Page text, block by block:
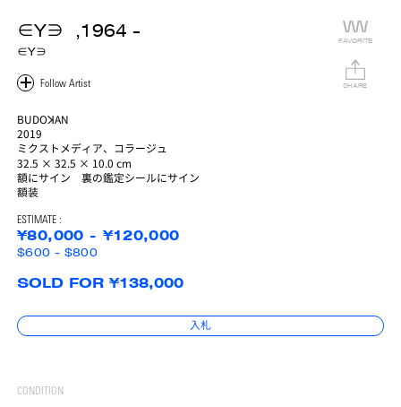
∈Y∋ ,1964 -
∈Y∋
BUDOꓘAN
2019
ミクストメディア、コラージュ
32.5 × 32.5 × 10.0 cm
額にサイン 裏の鑑定シールにサイン
額装
FAVORITE
SHARE
ESTIMATE :
¥80,000 - ¥120,000
$600 - $800
SOLD FOR ¥138,000
入札
CONDITION